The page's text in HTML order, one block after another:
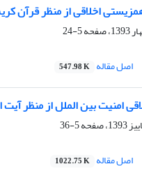
اخلاقی از منظر قرآن
5-24
اصل مقاله 547.98 K
امنیت بین الملل از منظر آیت
5-36
اصل مقاله 1022.75 K